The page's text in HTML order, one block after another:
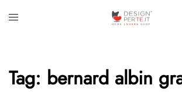
Mostra/Nascondi
Tag: bernard albin